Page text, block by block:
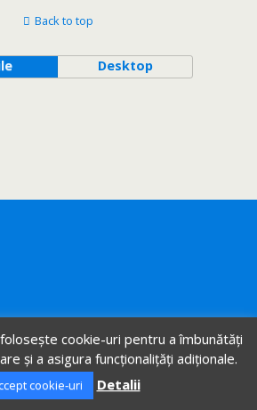
Back to top
Desktop
cookie-uri pentru a îmbunătăți
și a asigura funcționalițăți adiționale.
cookie-uri Detalii